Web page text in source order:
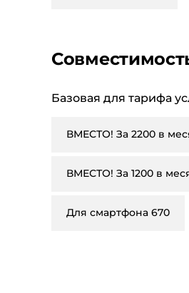
Базовая для тарифа
ВМЕСТО! За 2200 в
ВМЕСТО! За 1200 в
Для смартфона 670